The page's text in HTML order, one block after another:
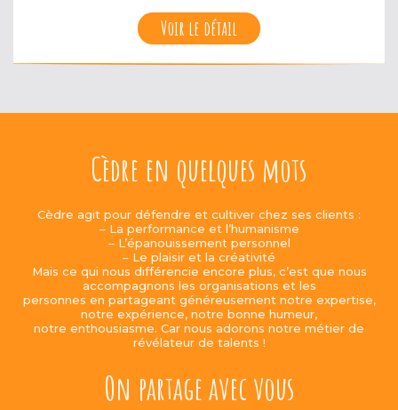
Voir le détail
Cèdre en quelques mots
Cèdre agit pour défendre et cultiver chez ses clients :
– La performance et l’humanisme
– L’épanouissement personnel
– Le plaisir et la créativité
Mais ce qui nous différencie encore plus, c’est que nous
accompagnons les organisations et les
personnes en partageant généreusement notre expertise,
notre expérience, notre bonne humeur,
notre enthousiasme. Car nous adorons notre métier de
révélateur de talents !
On partage avec vous